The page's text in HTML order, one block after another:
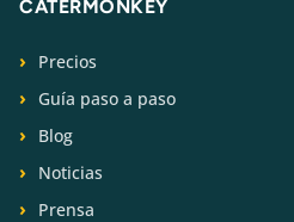
CATERMONKEY
Precios
Guía paso a paso
Blog
Noticias
Prensa